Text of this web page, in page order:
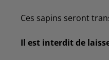
Ces sapins seront
Il est interdit de